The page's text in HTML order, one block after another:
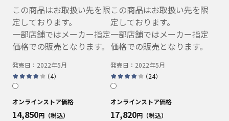
この商品はお取扱い先を限
定しております。
一部店舗ではメーカー指定
価格での販売となります。
発売日： 2022年5月
（4）
オンラインストア価格
14,850円（税込）
この商品はお取扱い先を限
定しております。
一部店舗ではメーカー指定
価格での販売となります。
発売日： 2022年5月
（24）
オンラインストア価格
17,820円（税込）